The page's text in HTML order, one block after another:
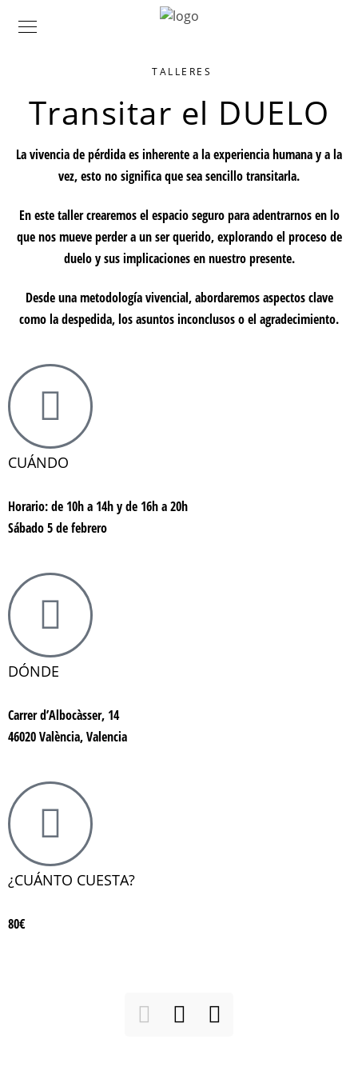
TALLERES
Transitar el DUELO
La vivencia de pérdida es inherente a la experiencia humana y a la
vez, esto no significa que sea sencillo transitarla.
En este taller crearemos el espacio seguro para adentrarnos en lo
que nos mueve perder a un ser querido, explorando el proceso de
duelo y sus implicaciones en nuestro presente.
Desde una metodología vivencial, abordaremos aspectos clave
como la despedida, los asuntos inconclusos o el agradecimiento.
CUÁNDO
Horario: de 10h a 14h y de 16h a 20h
Sábado 5 de febrero
DÓNDE
Carrer d’Albocàsser, 14
46020 València, Valencia
¿CUÁNTO CUESTA?
80€